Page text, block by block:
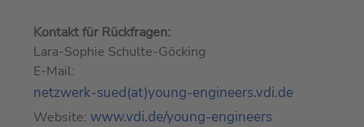
Kontakt für Rückfragen:
Lara-Sophie Schulte-Göcking
E-Mail:
netzwerk-sued(at)young-engineers.vdi.de
Website: www.vdi.de/young-engineers